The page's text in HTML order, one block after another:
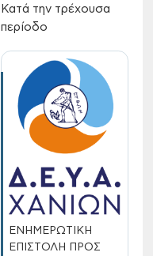
Κατά την τρέχουσα
περίοδο
ΕΝΗΜΕΡΩΤΙΚΗ
ΕΠΙΣΤΟΛΗ ΠΡΟΣ